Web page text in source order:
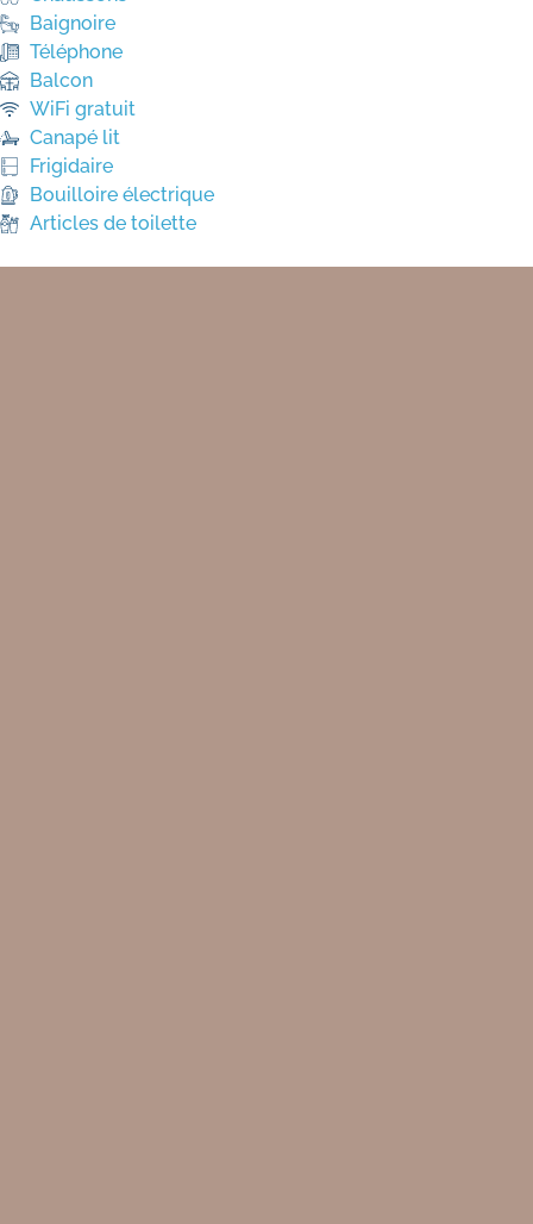
Baignoire
Téléphone
Balcon
WiFi gratuit
Canapé lit
Frigidaire
Bouilloire électrique
Articles de toilette